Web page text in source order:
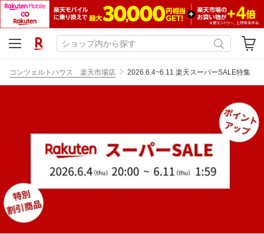
コンツェルトハウス 楽天市場店 2026.6.4~6.11 楽天スーパーSALE特集